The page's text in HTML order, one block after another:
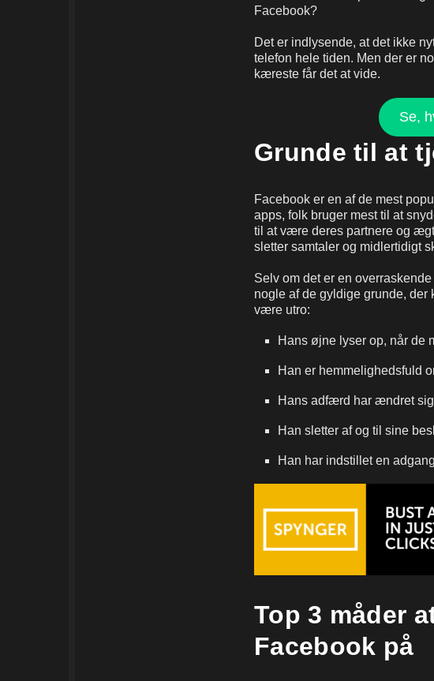
Facebook?
Det er indlysende, at det ikke
telefon hele tiden. Men der er
kæreste får det at vide.
Se,
Grunde til at
Facebook er en af de mest
apps, folk bruger mest til at
til at være deres partnere og
sletter samtaler og midlertidigt
Selv om det er en
nogle af de gyldige grunde,
være utro:
Hans øjne lyser op, når de
Han er hemmelighedsfuld
Hans adfærd har ændret
Han sletter af og til sine
Han har indstillet en
Top 3 måder
Facebook på